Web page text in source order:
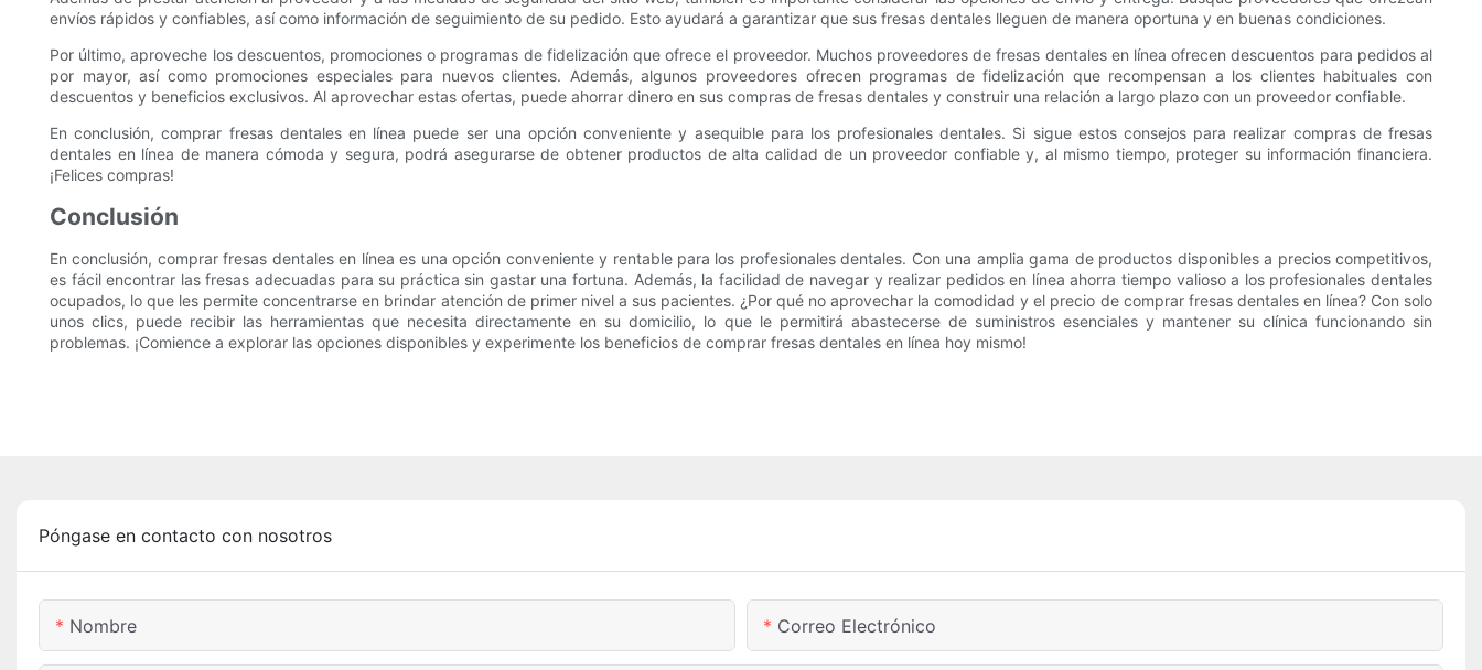
envíos rápidos y confiables, así como información de seguimiento de su pedido. Esto ayudará a garantizar que sus fresas dentales lleguen de manera oportuna y en buenas condiciones.
Por último, aproveche los descuentos, promociones o programas de fidelización que ofrece el proveedor. Muchos proveedores de fresas dentales en línea ofrecen descuentos para pedidos al
por mayor, así como promociones especiales para nuevos clientes. Además, algunos proveedores ofrecen programas de fidelización que recompensan a los clientes habituales con
descuentos y beneficios exclusivos. Al aprovechar estas ofertas, puede ahorrar dinero en sus compras de fresas dentales y construir una relación a largo plazo con un proveedor confiable.
En conclusión, comprar fresas dentales en línea puede ser una opción conveniente y asequible para los profesionales dentales. Si sigue estos consejos para realizar compras de fresas
dentales en línea de manera cómoda y segura, podrá asegurarse de obtener productos de alta calidad de un proveedor confiable y, al mismo tiempo, proteger su información financiera.
¡Felices compras!
Conclusión
En conclusión, comprar fresas dentales en línea es una opción conveniente y rentable para los profesionales dentales. Con una amplia gama de productos disponibles a precios competitivos,
es fácil encontrar las fresas adecuadas para su práctica sin gastar una fortuna. Además, la facilidad de navegar y realizar pedidos en línea ahorra tiempo valioso a los profesionales dentales
ocupados, lo que les permite concentrarse en brindar atención de primer nivel a sus pacientes. ¿Por qué no aprovechar la comodidad y el precio de comprar fresas dentales en línea? Con solo
unos clics, puede recibir las herramientas que necesita directamente en su domicilio, lo que le permitirá abastecerse de suministros esenciales y mantener su clínica funcionando sin
problemas. ¡Comience a explorar las opciones disponibles y experimente los beneficios de comprar fresas dentales en línea hoy mismo!
Póngase en contacto con nosotros
Nombre Correo Electrónico